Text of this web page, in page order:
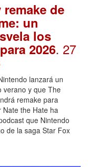
de
un
los
2026. 27
lanzará un
verano y que The
remake para
Nate the Hate ha
que Nintendo
de la saga Star Fox